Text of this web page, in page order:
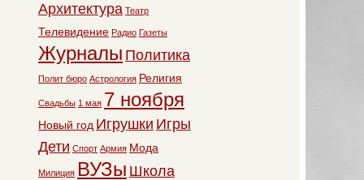
Архитектура Театр
Телевидение Радио Газеты
Журналы Политика
Полит бюро Астрология Религия
Свадьбы 1 мая 7 ноября
Новый год Игрушки Игры
Дети Спорт Армия Мода
Милиция ВУЗы Школа